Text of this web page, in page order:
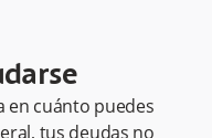
en cuánto puedes
tus deudas no